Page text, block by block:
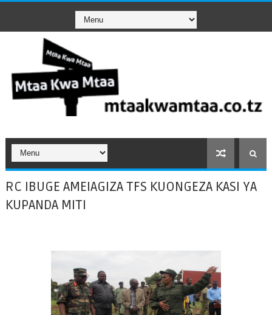
RC IBUGE AMEIAGIZA TFS KUONGEZA KASI YA
KUPANDA MITI